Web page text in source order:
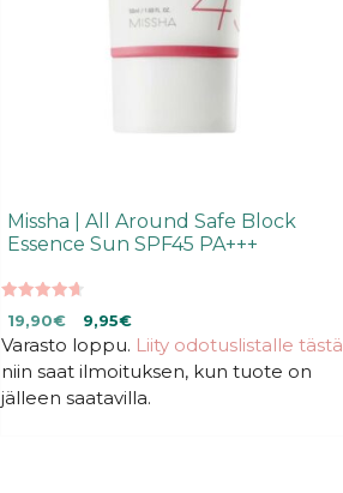
Missha | All Around Safe Block
Essence Sun SPF45 PA+++
5:stä
Alkuperäinen
hinta
oli:
19,90€.
19,90€Nykyinen
hinta
on:
19,90€.
9,95€
Varasto loppu. Liity odotuslistalle tästä
niin saat ilmoituksen, kun tuote on
jälleen saatavilla.